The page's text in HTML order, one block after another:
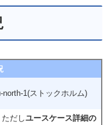
1(ストックホルム)
だしユースケース詳細の